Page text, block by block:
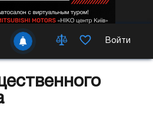
Войти